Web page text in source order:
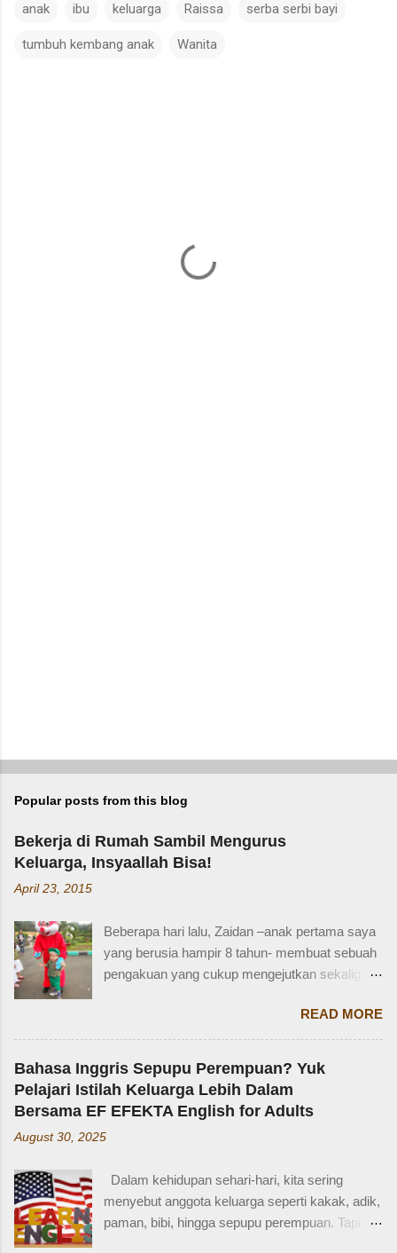
anak ibu keluarga Raissa serba serbi bayi
tumbuh kembang anak Wanita
Popular posts from this blog
Bekerja di Rumah Sambil Mengurus
Keluarga, Insyaallah Bisa!
April 23, 2015
Beberapa hari lalu, Zaidan –anak pertama saya
yang berusia hampir 8 tahun- membuat sebuah
pengakuan yang cukup mengejutkan sekaligus
Zaidan: “Mi, waktu kakak kecil, kakak pernah
ditinggal beli sayur sama mba. Waktu itu
kakaknya lagi tidur. Terus kakak nangis. Sama
tetangga, kakak diajak main dan dipinjami
mainan.” Saya langsung memberondong Zaidan
dengan berbagai pertanyaan. Mbak yang
mana? Tetangga yang mana? Kejadiannya
tidak ingat detailnya. Ayau, mungkin juga dia
terkejut juga dengan reaksi saya. Bagaimana
tidak terkejut. Saya taksir usia Zaidan sekitar
READ MORE
Bahasa Inggris Sepupu Perempuan? Yuk
Pelajari Istilah Keluarga Lebih Dalam
Bersama EF EFEKTA English for Adults
August 30, 2025
Dalam kehidupan sehari-hari, kita sering
menyebut anggota keluarga seperti kakak, adik,
paman, bibi, hingga sepupu perempuan. Tapi